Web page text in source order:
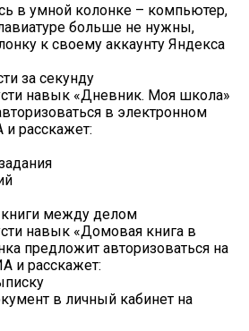
в умной колонке – компьютер,
больше не нужны,
к своему аккаунту Яндекса
за секунду
навык «Дневник. Моя школа»
в электронном
расскажет:
между делом
навык «Домовая книга в
предложит авторизоваться на
и расскажет:
в личный кабинет на